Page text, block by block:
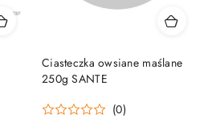
Ciasteczka owsiane maślane
250g SANTE
(0)